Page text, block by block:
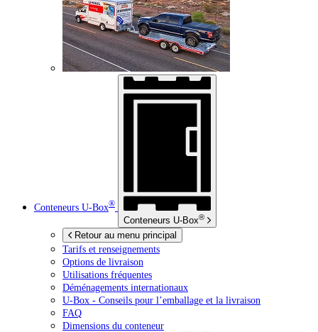
Conteneurs U-Box®
Conteneurs U-Box®
Retour au menu principal
Tarifs et renseignements
Options de livraison
Utilisations fréquentes
Déménagements internationaux
U-Box - Conseils pour l’emballage et la livraison
FAQ
Dimensions du conteneur